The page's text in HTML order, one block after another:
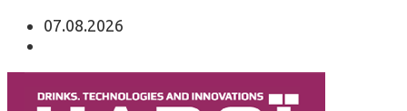
07.08.2026